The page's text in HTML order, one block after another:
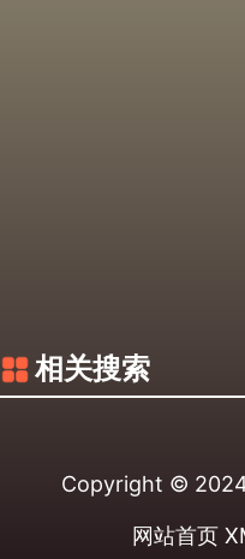
相关搜索
Copyright ©
网站首页